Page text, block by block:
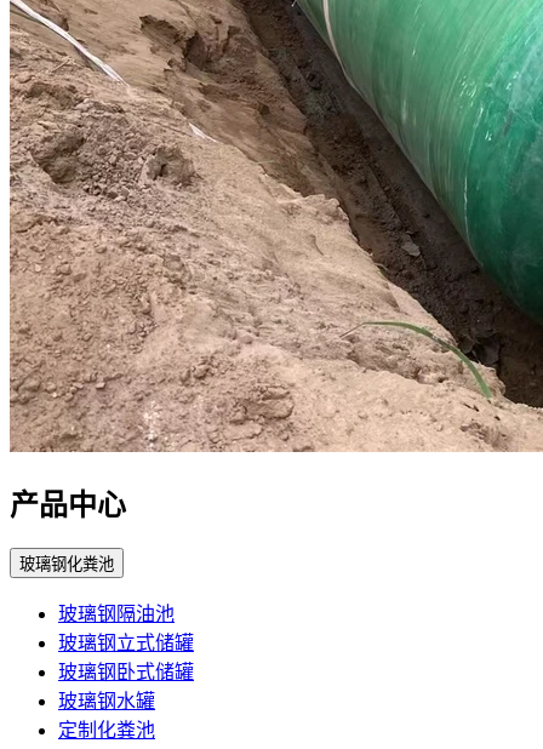
产品中心
玻璃钢化粪池
玻璃钢隔油池
玻璃钢立式储罐
玻璃钢卧式储罐
玻璃钢水罐
定制化粪池